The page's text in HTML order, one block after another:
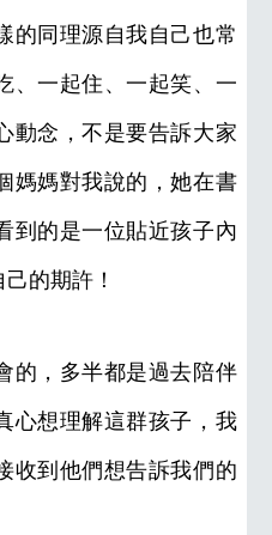
的同理源自我自己也常
、一起住、一起笑、一
動念，不是要告訴大家
媽媽對我說的，她在書
到的是一位貼近孩子內
的期許！
的，多半都是過去陪伴
心想理解這群孩子，我
收到他們想告訴我們的